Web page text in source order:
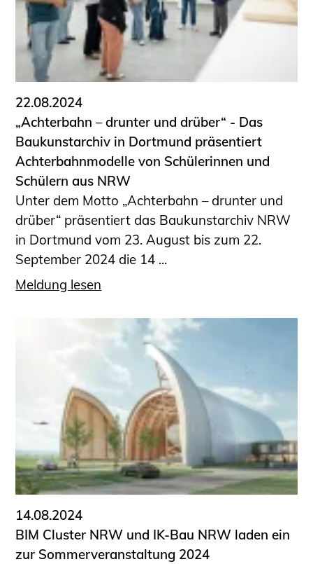
22.08.2024
„Achterbahn – drunter und drüber“ - Das
Baukunstarchiv in Dortmund präsentiert
Achterbahnmodelle von Schülerinnen und
Schülern aus NRW
Unter dem Motto „Achterbahn – drunter und
drüber“ präsentiert das Baukunstarchiv NRW
in Dortmund vom 23. August bis zum 22.
September 2024 die 14 ...
Meldung lesen
14.08.2024
BIM Cluster NRW und IK-Bau NRW laden ein
zur Sommerveranstaltung 2024